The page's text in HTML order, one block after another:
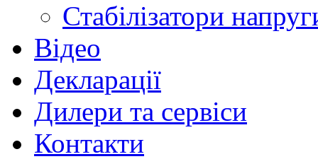
Стабілізатори
Відео
Декларації
Дилери та сервіси
Контакти